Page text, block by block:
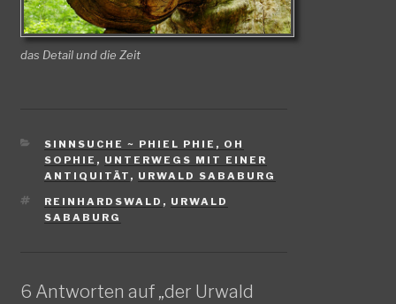
das Detail und die Zeit
KATEGORIEN
SINNSUCHE ~ PHIEL PHIE, OH
SOPHIE , UNTERWEGS MIT EINER
ANTIQUITÄT , URWALD SABABURG
SCHLAGWÖRTER
REINHARDSWALD , URWALD
SABABURG
6 Antworten auf „der Urwald